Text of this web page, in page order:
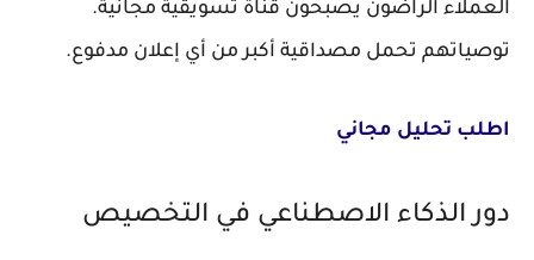
العملاء الراضون يصبحون قناة تسويقية مجانية.
توصياتهم تحمل مصداقية أكبر من أي إعلان مدفوع.
اطلب تحليل مجاني
دور الذكاء الاصطناعي في التخصيص